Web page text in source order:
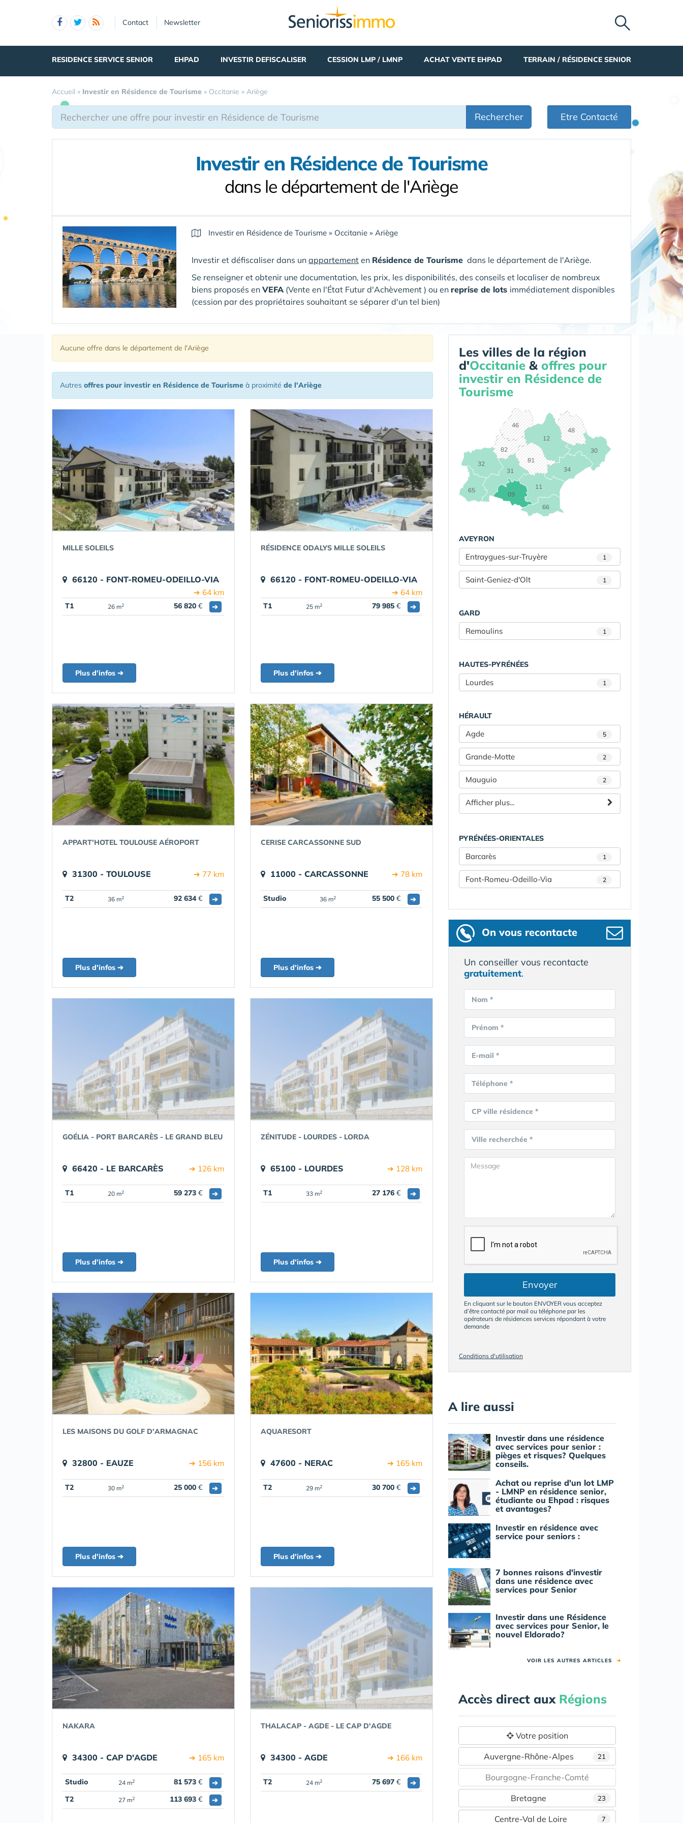
Contact Newsletter
RESIDENCE SERVICE SENIOR EHPAD INVESTIR DEFISCALISER CESSION LMP / LMNP ACHAT VENTE EHPAD TERRAIN / RÉSIDENCE SENIOR
Accueil » Investir en Résidence de Tourisme » Occitanie » Ariège
Rechercher Etre Contacté
Investir en Résidence de Tourisme
dans le département de l'Ariège
Investir en Résidence de Tourisme » Occitanie » Ariège
Investir et défiscaliser dans un appartement en Résidence de Tourisme dans le département de l'Ariège.
Se renseigner et obtenir une documentation, les prix, les disponibilités, des conseils et localiser de nombreux
biens proposés en VEFA (Vente en l'État Futur d'Achèvement ) ou en reprise de lots immédiatement disponibles
(cession par des propriétaires souhaitant se séparer d'un tel bien)
Aucune offre dans le département de l'Ariège
Autres offres pour investir en Résidence de Tourisme à proximité de l'Ariège
MILLE SOLEILS
66120 - FONT-ROMEU-ODEILLO-VIA
➔ 64 km
T1 26 m2 56 820 € ➔
Plus d'infos ➔
RÉSIDENCE ODALYS MILLE SOLEILS
66120 - FONT-ROMEU-ODEILLO-VIA
➔ 64 km
T1 25 m2 79 985 € ➔
Plus d'infos ➔
APPART'HOTEL TOULOUSE AÉROPORT
31300 - TOULOUSE ➔ 77 km
T2 36 m2 92 634€ ➔
Plus d'infos ➔
CERISE CARCASSONNE SUD
11000 - CARCASSONNE ➔ 78 km
Studio 36 m2 55 500 € ➔
Plus d'infos ➔
GOÉLIA - PORT BARCARÈS - LE GRAND BLEU
66420 - LE BARCARÈS ➔ 126 km
T1 20 m2 59 273 € ➔
Plus d'infos ➔
ZÉNITUDE - LOURDES - LORDA
65100 - LOURDES ➔ 128 km
T1 33 m2 27 176 € ➔
Plus d'infos ➔
LES MAISONS DU GOLF D'ARMAGNAC
32800 - EAUZE ➔ 156 km
T2 30 m2 25 000 € ➔
Plus d'infos ➔
AQUARESORT
47600 - NERAC ➔ 165 km
T2 29 m2 30 700 € ➔
Plus d'infos ➔
NAKARA
34300 - CAP D'AGDE ➔ 165 km
Studio 24 m2 81 573 €
➔
T2
27 m2 113 693 € ➔
THALACAP - AGDE - LE CAP D'AGDE
34300 - AGDE ➔ 166 km
T2 24 m2 75 697 € ➔
Les villes de la région
d'Occitanie & offres pour
investir en Résidence de
Tourisme
09
11
12
30
31
32
34
46
48
65
66
81
82
AVEYRON
Entraygues-sur-Truyère 1
Saint-Geniez-d'Olt 1
GARD
Remoulins 1
HAUTES-PYRÉNÉES
Lourdes 1
HÉRAULT
Agde 5
Grande-Motte 2
Mauguio 2
Afficher plus...
PYRÉNÉES-ORIENTALES
Barcarès 1
Font-Romeu-Odeillo-Via 2
On vous recontacte
Un conseiller vous recontacte
gratuitement.
Nom *
Prénom *
E-mail *
Téléphone *
CP ville résidence *
Ville recherchée *
Envoyer
En cliquant sur le bouton ENVOYER vous acceptez
d’être contacté par mail ou téléphone par les
opérateurs de résidences services répondant à votre
demande
Conditions d'utilisation
A lire aussi
Investir dans une résidence
avec services pour senior :
pièges et risques? Quelques
conseils.
Achat ou reprise d'un lot LMP
- LMNP en résidence senior,
étudiante ou Ehpad : risques
et avantages?
Investir en résidence avec
service pour seniors :
7 bonnes raisons d'investir
dans une résidence avec
services pour Senior
Investir dans une Résidence
avec services pour Senior, le
nouvel Eldorado?
VOIR LES AUTRES ARTICLES ➜
Accès direct aux Régions
Votre position
21
Auvergne-Rhône-Alpes
Bourgogne-Franche-Comté
23
Bretagne
7
Centre-Val de Loire